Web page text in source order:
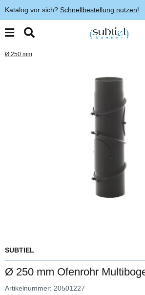
Katalog vor sich? Schnellbestellung nutzen!
Ø 250 mm
SUBTIEL
Ø 250 mm Ofenrohr
Artikelnummer: 20501227